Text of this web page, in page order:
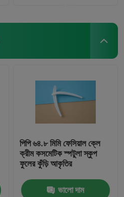
পিপি ৬৪.৮ মিমি ফেসিয়াল ক্লে
ক্রীম কসমেটিক স্পটুলা স্কুপ
ফুলের কুঁড়ি আকৃতির
ভালো দাম